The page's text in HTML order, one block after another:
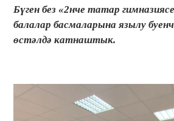
Бүген без «2нче татар
балалар басмаларына язылу
өстәлдә катнаштык.